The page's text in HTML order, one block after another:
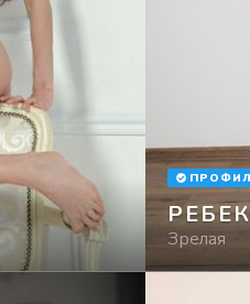
Зрелая